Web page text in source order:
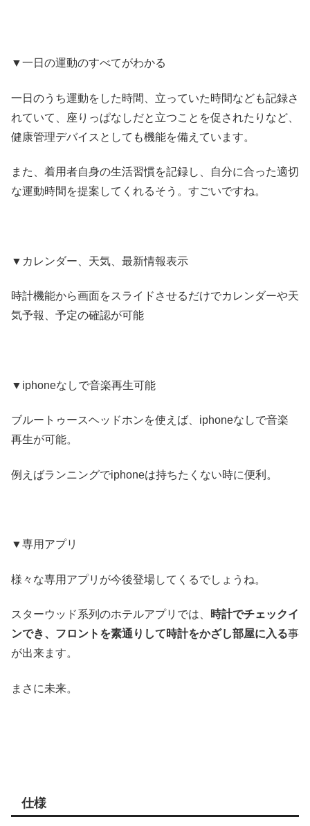
▼一日の運動のすべてがわかる
一日のうち運動をした時間、立っていた時間なども記録さ
れていて、座りっぱなしだと立つことを促されたりなど、
健康管理デバイスとしても機能を備えています。
また、着用者自身の生活習慣を記録し、自分に合った適切
な運動時間を提案してくれるそう。すごいですね。
▼カレンダー、天気、最新情報表示
時計機能から画面をスライドさせるだけでカレンダーや天
気予報、予定の確認が可能
▼iphoneなしで音楽再生可能
ブルートゥースヘッドホンを使えば、iphoneなしで音楽
再生が可能。
例えばランニングでiphoneは持ちたくない時に便利。
▼専用アプリ
様々な専用アプリが今後登場してくるでしょうね。
スターウッド系列のホテルアプリでは、
時計でチェックイ
ンでき、フロントを素通りして時計をかざし部屋に入る事
が出来ます。
まさに未来。
仕様